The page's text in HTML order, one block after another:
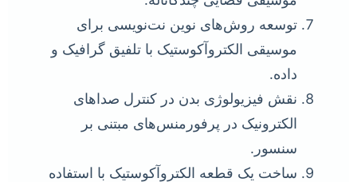
توسعه روش‌های نوین نت‌نویسی برای
موسیقی الکتروآکوستیک با تلفیق گرافیک و
داده.
نقش فیزیولوژی بدن در کنترل صداهای
الکترونیک در پرفورمنس‌های مبتنی بر
سنسور.
ساخت یک قطعه الکتروآکوستیک با استفاده